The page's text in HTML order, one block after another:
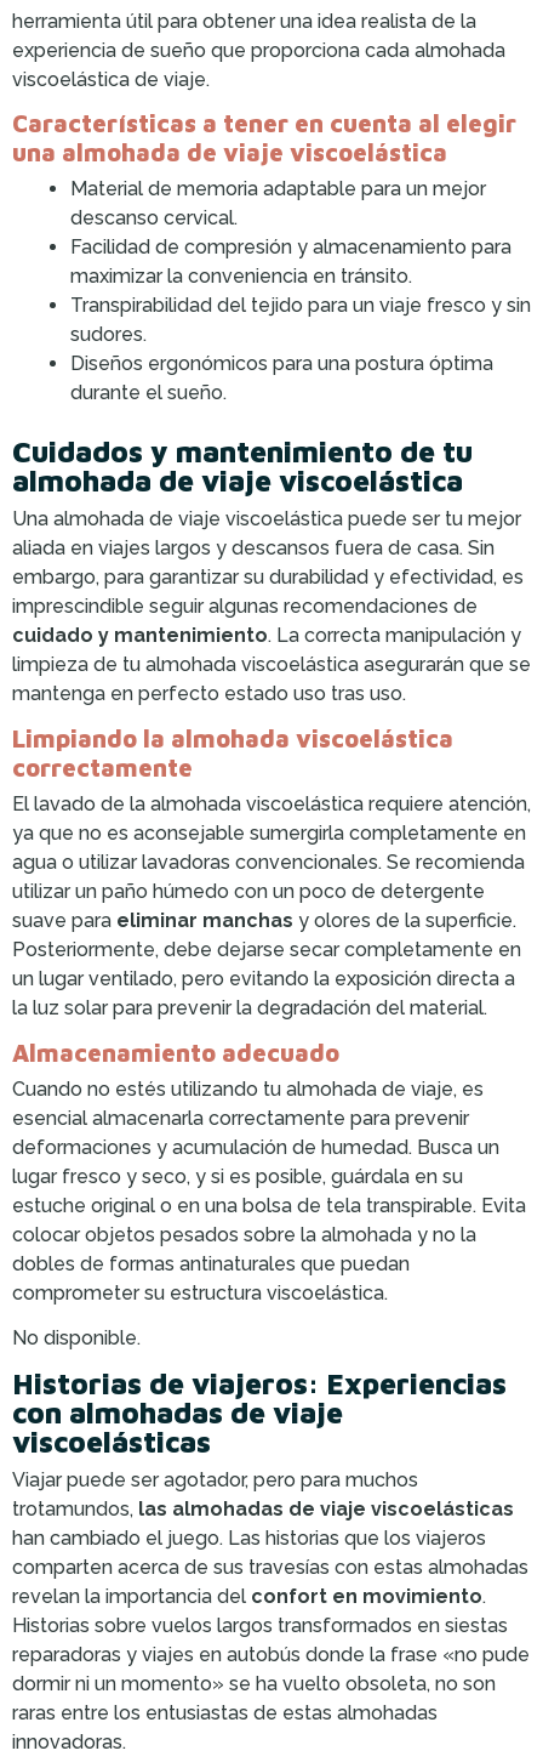
herramienta útil para obtener una idea realista de la
experiencia de sueño que proporciona cada almohada
viscoelástica de viaje.
Características a tener en cuenta al elegir
una almohada de viaje viscoelástica
Material de memoria adaptable para un mejor
descanso cervical.
Facilidad de compresión y almacenamiento para
maximizar la conveniencia en tránsito.
Transpirabilidad del tejido para un viaje fresco y sin
sudores.
Diseños ergonómicos para una postura óptima
durante el sueño.
Cuidados y mantenimiento de tu
almohada de viaje viscoelástica
Una almohada de viaje viscoelástica puede ser tu mejor
aliada en viajes largos y descansos fuera de casa. Sin
embargo, para garantizar su durabilidad y efectividad, es
imprescindible seguir algunas recomendaciones de
cuidado y mantenimiento. La correcta manipulación y
limpieza de tu almohada viscoelástica asegurarán que se
mantenga en perfecto estado uso tras uso.
Limpiando la almohada viscoelástica
correctamente
El lavado de la almohada viscoelástica requiere atención,
ya que no es aconsejable sumergirla completamente en
agua o utilizar lavadoras convencionales. Se recomienda
utilizar un paño húmedo con un poco de detergente
suave para eliminar manchas y olores de la superficie.
Posteriormente, debe dejarse secar completamente en
un lugar ventilado, pero evitando la exposición directa a
la luz solar para prevenir la degradación del material.
Almacenamiento adecuado
Cuando no estés utilizando tu almohada de viaje, es
esencial almacenarla correctamente para prevenir
deformaciones y acumulación de humedad. Busca un
lugar fresco y seco, y si es posible, guárdala en su
estuche original o en una bolsa de tela transpirable. Evita
colocar objetos pesados sobre la almohada y no la
dobles de formas antinaturales que puedan
comprometer su estructura viscoelástica.
No disponible.
Historias de viajeros: Experiencias
con almohadas de viaje
viscoelásticas
Viajar puede ser agotador, pero para muchos
trotamundos, las almohadas de viaje viscoelásticas
han cambiado el juego. Las historias que los viajeros
comparten acerca de sus travesías con estas almohadas
revelan la importancia del confort en movimiento.
Historias sobre vuelos largos transformados en siestas
reparadoras y viajes en autobús donde la frase «no pude
dormir ni un momento» se ha vuelto obsoleta, no son
raras entre los entusiastas de estas almohadas
innovadoras.